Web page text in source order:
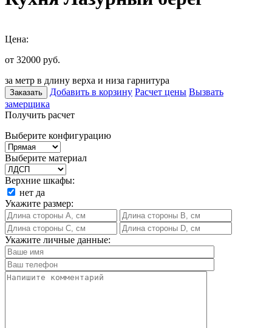
Цена:
от 32000 руб.
за метр в длину верха и низа гарнитура
Заказать Добавить в корзину Расчет цены Вызвать
замерщика
Получить расчет
Выберите конфигурацию
Выберите материал
Верхние шкафы:
нет да
Укажите размер:
Укажите личные данные: